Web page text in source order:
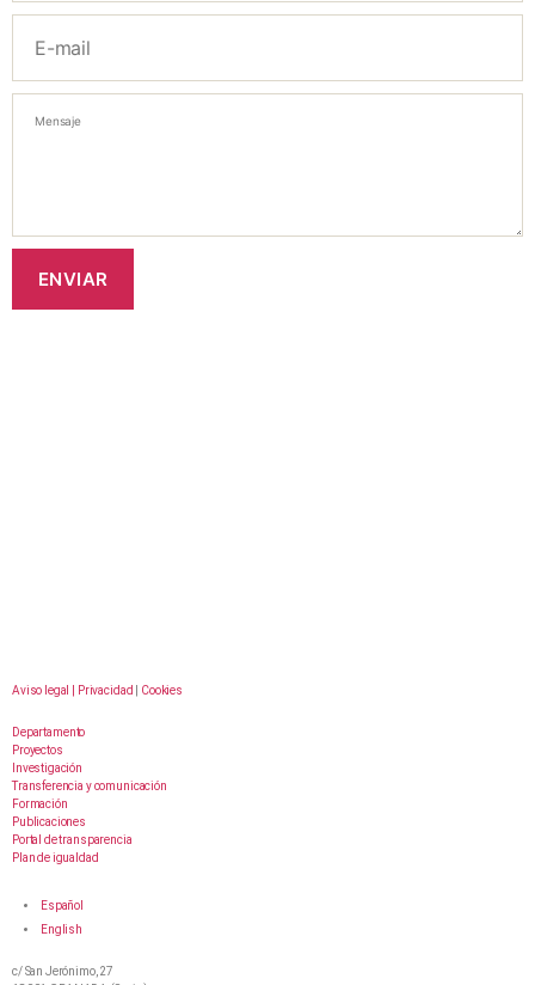
Aviso legal | Privacidad Cookies
Departamento
Proyectos
Investigación
Transferencia y comunicación
Formación
Publicaciones
Portal de transparencia
Plan de igualdad
Español
English
c/ San Jerónimo, 27